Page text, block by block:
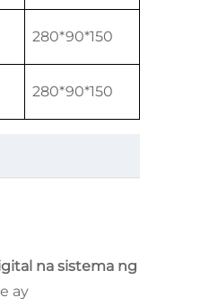
280*90*150
280*90*150
na sistema ng
ay